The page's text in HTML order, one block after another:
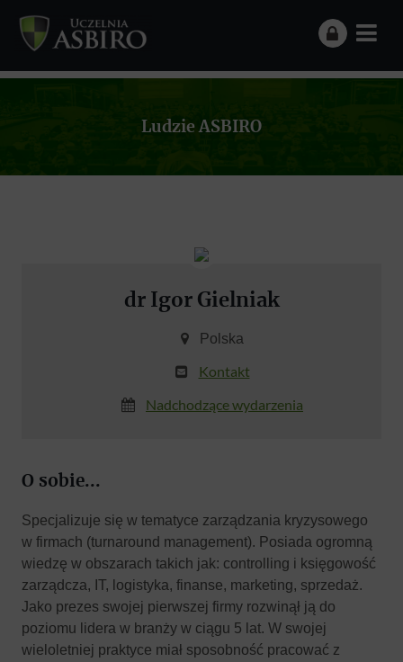
Ludzie ASBIRO
dr Igor Gielniak
Polska
Kontakt
Nadchodzące wydarzenia
O sobie...
Specjalizuje się w tematyce zarządzania kryzysowego
w firmach (turnaround management). Posiada ogromną
wiedzę w obszarach takich jak: controlling i księgowość
zarządcza, IT, logistyka, finanse, marketing, sprzedaż.
Jako prezes swojej pierwszej firmy rozwinął ją do
poziomu lidera w branży w ciągu 5 lat. W swojej
wieloletniej praktyce miał sposobność pracować z